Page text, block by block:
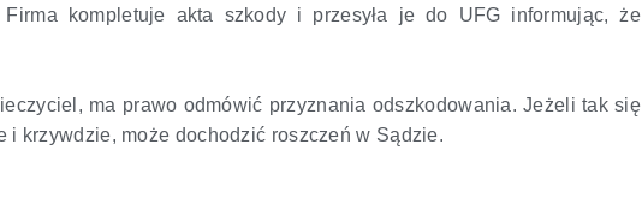
kompletuje akta szkody i przesyła je do UFG informując, że
ma prawo odmówić przyznania odszkodowania. Jeżeli tak się
krzywdzie, może dochodzić roszczeń w Sądzie.